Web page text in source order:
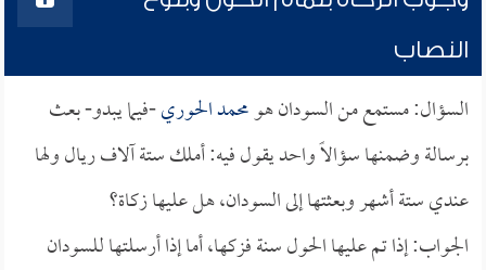
النصاب
السؤال: مستمع من السودان هومحمد الحوري-فيما يبدو- بعث
برسالة وضمنها سؤالاً واحد يقول فيه: أملك ستة آلاف ريال ولها
عندي ستة أشهر وبعثتها إلى السودان، هل عليها زكاة؟
الجواب: إذا تم عليها الحول سنة فزكها، أما إذا أرسلتها للسودان